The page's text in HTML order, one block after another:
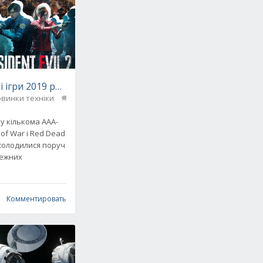
2019 року
техніки
кількома ААА-
War і Red Dead
поруч
Комментировать